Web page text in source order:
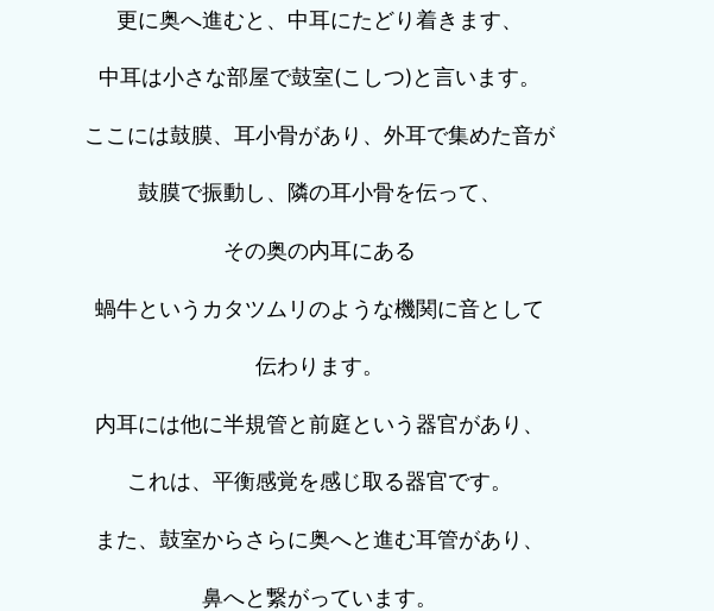
更に奥へ進むと、中耳にたどり着きます、
中耳は小さな部屋で鼓室(こしつ)と言います。
ここには鼓膜、耳小骨があり、外耳で集めた音が
鼓膜で振動し、隣の耳小骨を伝って、
その奥の内耳にある
蝸牛というカタツムリのような機関に音として
伝わります。
内耳には他に半規管と前庭という器官があり、
これは、平衡感覚を感じ取る器官です。
また、鼓室からさらに奥へと進む耳管があり、
鼻へと繋がっています。